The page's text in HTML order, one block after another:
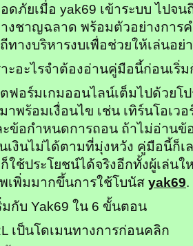
ดภัยเมื่อ yak69 เข้าระบบ ไปจน
งชาญฉลาด พร้อมตัวอย่างการ
ทางบริหารงบเพื่อช่วยให้เล่นอ
ะอะไรจำต้องอ่านคู่มือนี้ก่อนเริ่ม
ฟอร์มเกมออนไลน์เต็มไปด้วยโ
พร้อมเงื่อนไข เช่น เทิร์นโอเว
ะข้อกำหนดการถอน ถ้าไม่อ่าน
เงินไม่ได้ตามที่มุ่งหวัง คู่มือนี้ก็เ
ก็ใช้ประโยชน์ได้จริงอีกทั้งผู้เล่น
เพิ่มมากขึ้นการใช้โบนัส yak69.
กับ Yak69 ใน 6 ขั้นตอน
เป็นโดเมนทางการก่อนคลิก